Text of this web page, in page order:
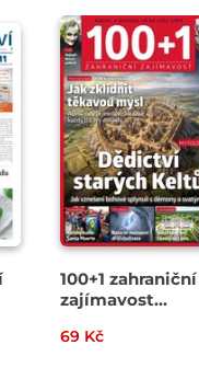
100+1 zahraniční
zajímavost
69 Kč